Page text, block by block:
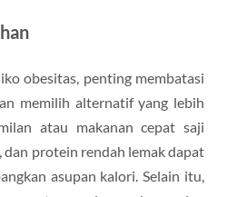
obesitas, penting membatasi
memilih alternatif yang lebih
atau makanan cepat saji
dan protein rendah lemak dapat
asupan kalori. Selain itu,